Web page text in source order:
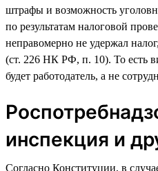
штрафы и возможность
по результатам налоговой
неправомерно не удержал
(ст. 226 НК РФ, п. 10). То есть
будет работодатель, а не
инспекция и
Согласно Конституции, в